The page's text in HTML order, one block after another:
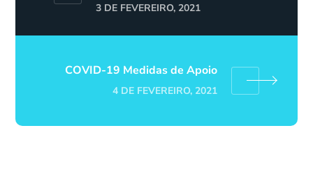
3 DE FEVEREIRO, 2021
COVID-19 Medidas de Apoio
4 DE FEVEREIRO, 2021